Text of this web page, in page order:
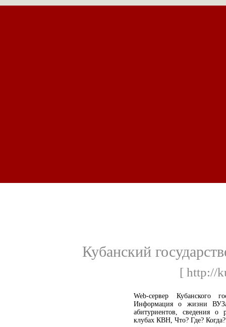
Кубанский
[ http://
Web-сервер Кубанского
Информация о жизни
абитуриентов, сведения о
клубах КВН, Что? Где? Когда?